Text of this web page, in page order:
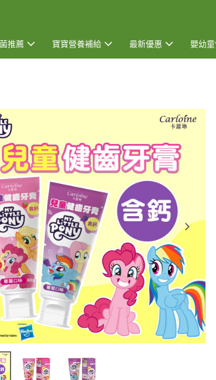
推薦 寶寶營養補給 最新優惠 嬰幼